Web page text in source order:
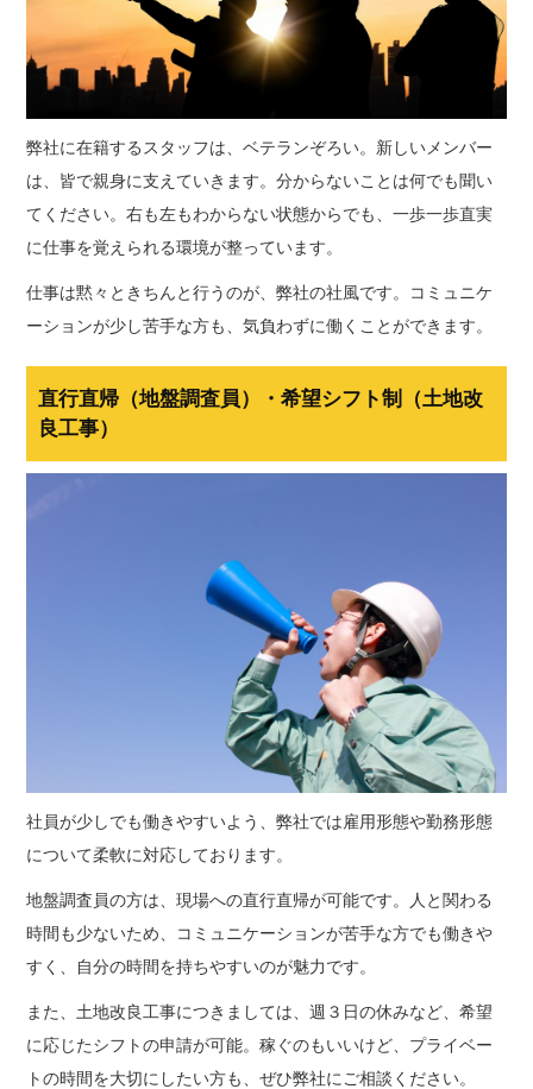
弊社に在籍するスタッフは、ベテランぞろい。新しいメンバー
は、皆で親身に支えていきます。分からないことは何でも聞い
てください。右も左もわからない状態からでも、一歩一歩直実
に仕事を覚えられる環境が整っています。
仕事は黙々ときちんと行うのが、弊社の社風です。コミュニケ
ーションが少し苦手な方も、気負わずに働くことができます。
直行直帰（地盤調査員）・希望シフト制（土地改
良工事）
社員が少しでも働きやすいよう、弊社では雇用形態や勤務形態
について柔軟に対応しております。
地盤調査員の方は、現場への直行直帰が可能です。人と関わる
時間も少ないため、コミュニケーションが苦手な方でも働きや
すく、自分の時間を持ちやすいのが魅力です。
また、土地改良工事につきましては、週３日の休みなど、希望
に応じたシフトの申請が可能。稼ぐのもいいけど、プライベー
トの時間を大切にしたい方も、ぜひ弊社にご相談ください。